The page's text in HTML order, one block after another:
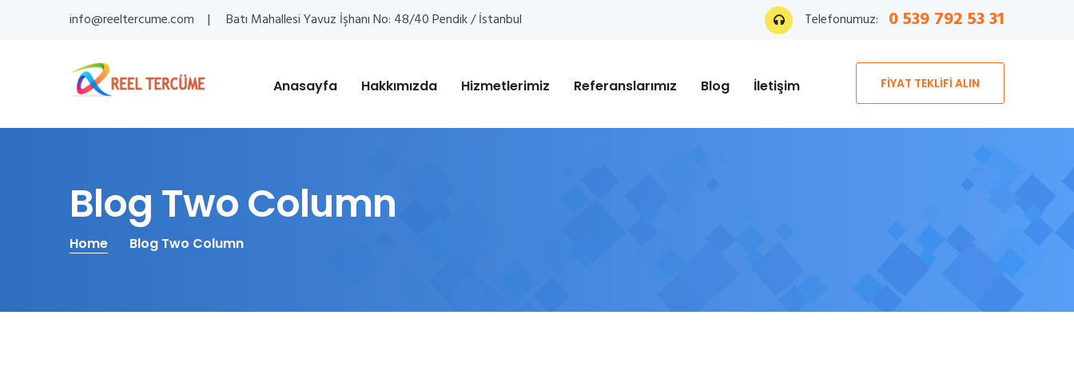
info@reeltercume.com Batı Mahallesi Yavuz İşhanı No: 48/40 Pendik / İstanbul Telefonumuz: 0 539 792 53 31
Anasayfa Hakkımızda Hizmetlerimiz Referanslarımız Blog İletişim FİYAT TEKLİFİ ALIN
Blog Two Column
Home Blog Two Column